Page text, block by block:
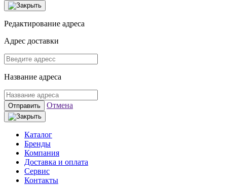
Редактирование адреса
Адрес доставки
Название адреса
Отправить Отмена
Каталог
Бренды
Компания
Доставка и оплата
Сервис
Контакты